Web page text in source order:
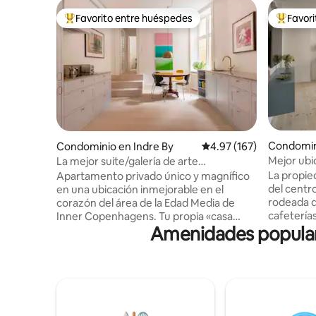
De los mejores en Favorito entre huéspedes
Favorito entre huéspedes
Condominio en Indre By Calificación promedio:
4.97 (167)
La mejor suite/galería de arte
céntrica/privada de lujo
Apartamento privado único y magnífico
en una ubicación inmejorable en el
corazón del área de la Edad Media de
Inner Copenhagens. Tu propia «casa
adosada» con entrada privada desde una
calle lateral tranquila. Un lujo de alta
mano, suelos de madera, techos altos,
De los
Mejor
grandes
La
del
rodeada
únicas. A
cultura
Amenidades